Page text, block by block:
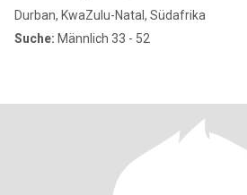
Durban, KwaZulu-Natal, Südafrika
Suche: Männlich 33 - 52